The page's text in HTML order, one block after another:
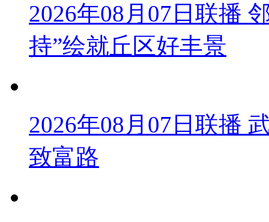
2026年08月07日联播
持”绘就丘区好丰景
2026年08月07日联播
致富路